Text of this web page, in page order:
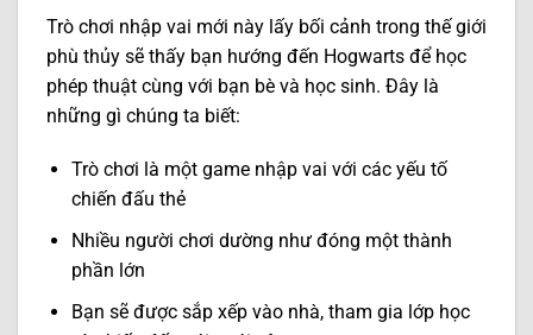
Trò chơi nhập vai mới này lấy bối cảnh trong thế giới
phù thủy sẽ thấy bạn hướng đến Hogwarts để học
phép thuật cùng với bạn bè và học sinh. Đây là
những gì chúng ta biết:
Trò chơi là một game nhập vai với các yếu tố
chiến đấu thẻ
Nhiều người chơi dường như đóng một thành
phần lớn
Bạn sẽ được sắp xếp vào nhà, tham gia lớp học